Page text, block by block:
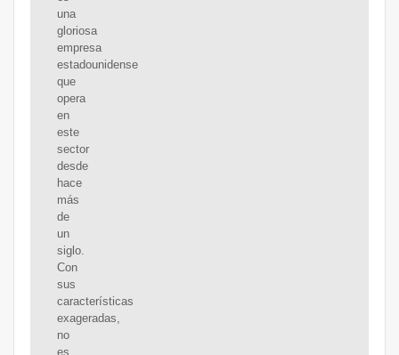
una
gloriosa
empresa
estadounidense
que
opera
en
este
sector
desde
hace
más
de
un
siglo.
Con
sus
características
exageradas,
no
es